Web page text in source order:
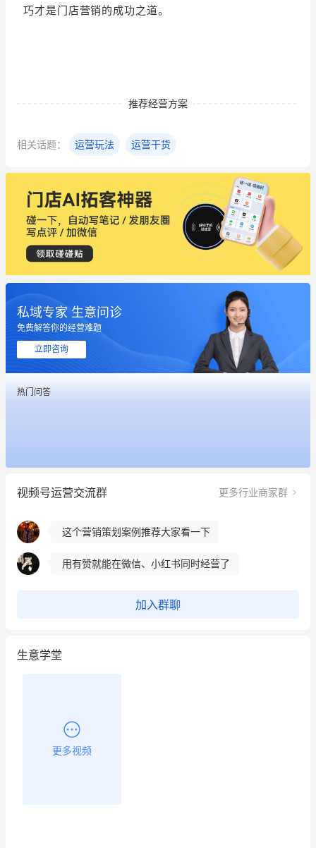
巧才是门店营销的成功之道。
推荐经营方案
相关话题： 运营玩法 运营干货
私域专家 生意问诊
免费解答你的经营难题
立即咨询
热门问答
视频号运营交流群 更多行业商家群
这个营销策划案例推荐大家看一下
昨晚的直播课程太好啦❤️
冰墩墩货源充足需要的联系我
这个营销策划案例推荐大家看一下
用有赞就能在微信、小红书同时经营了
加入群聊
生意学堂
更多视频